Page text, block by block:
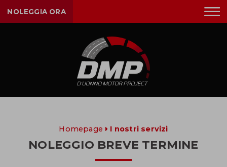
NOLEGGIA ORA
Homepage I nostri servizi
NOLEGGIO BREVE TERMINE